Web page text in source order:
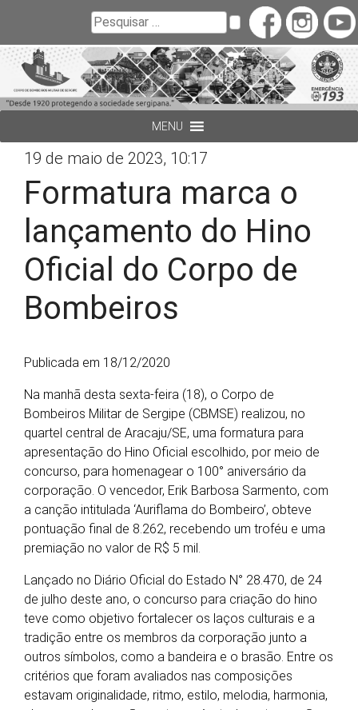
Pesquisar Buscar
MENU
19 de maio de 2023, 10:17
Formatura marca o
lançamento do Hino
Oficial do Corpo de
Bombeiros
Publicada em 18/12/2020
Na manhã desta sexta-feira (18), o Corpo de
Bombeiros Militar de Sergipe (CBMSE) realizou, no
quartel central de Aracaju/SE, uma formatura para
apresentação do Hino Oficial escolhido, por meio de
concurso, para homenagear o 100° aniversário da
corporação. O vencedor, Erik Barbosa Sarmento, com
a canção intitulada ‘Auriflama do Bombeiro’, obteve
pontuação final de 8.262, recebendo um troféu e uma
premiação no valor de R$ 5 mil.
Lançado no Diário Oficial do Estado N° 28.470, de 24
de julho deste ano, o concurso para criação do hino
teve como objetivo fortalecer os laços culturais e a
tradição entre os membros da corporação junto a
outros símbolos, como a bandeira e o brasão. Entre os
critérios que foram avaliados nas composições
estavam originalidade, ritmo, estilo, melodia, harmonia,